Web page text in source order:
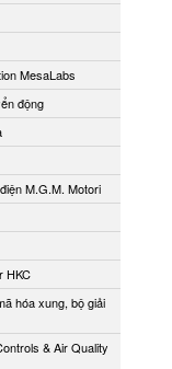
MesaLabs
động
M.G.M. Motori
HKC
hóa xung, bộ giải
& Air Quality